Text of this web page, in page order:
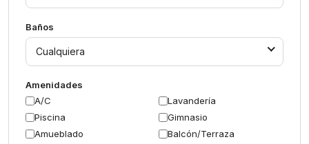
Baños
Cualquiera
Amenidades
A/C
Lavandería
Piscina
Gimnasio
Amueblado
Balcón/Terraza